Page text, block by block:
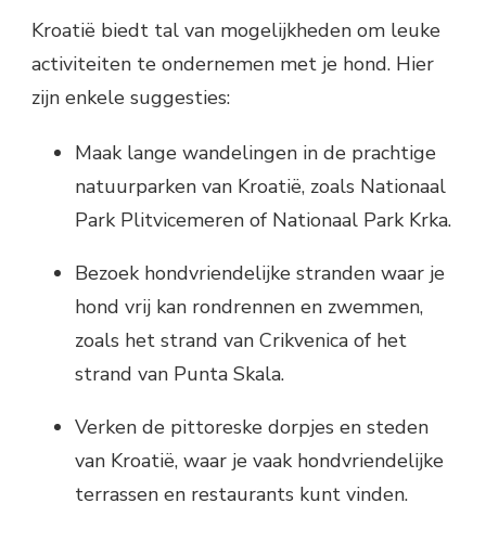
Kroatië biedt tal van mogelijkheden om leuke
activiteiten te ondernemen met je hond. Hier
zijn enkele suggesties:
Maak lange wandelingen in de prachtige
natuurparken van Kroatië, zoals Nationaal
Park Plitvicemeren of Nationaal Park Krka.
Bezoek hondvriendelijke stranden waar je
hond vrij kan rondrennen en zwemmen,
zoals het strand van Crikvenica of het
strand van Punta Skala.
Verken de pittoreske dorpjes en steden
van Kroatië, waar je vaak hondvriendelijke
terrassen en restaurants kunt vinden.